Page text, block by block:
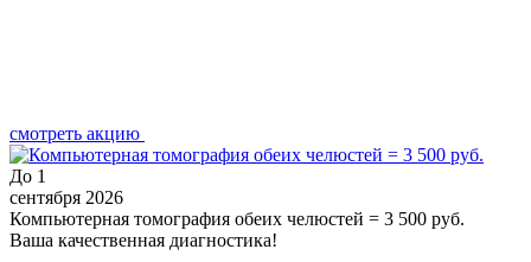
смотреть акцию
До 1
сентября 2026
Компьютерная томография обеих челюстей = 3 500 руб.
Ваша качественная диагностика!